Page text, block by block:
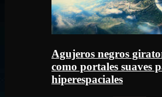
Agujeros negros
como portales suaves
hiperespaciales